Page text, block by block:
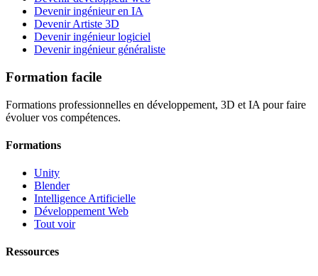
Devenir ingénieur en IA
Devenir Artiste 3D
Devenir ingénieur logiciel
Devenir ingénieur généraliste
Formation facile
Formations professionnelles en développement, 3D et IA pour faire
évoluer vos compétences.
Formations
Unity
Blender
Intelligence Artificielle
Développement Web
Tout voir
Ressources